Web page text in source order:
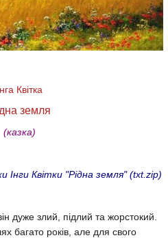
Квітка
земля
(казка)
Квітки "Рідна земля" (txt.zip)
дуже злий, підлий та жорстокий.
багато років, але для свого